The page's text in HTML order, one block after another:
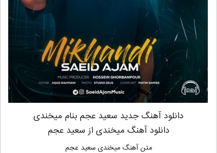
دانلود آهنگ جدید سعید عجم بنام میخندی
دانلود آهنگ میخندی از سعید عجم
متن آهنگ میخندی سعید عجم